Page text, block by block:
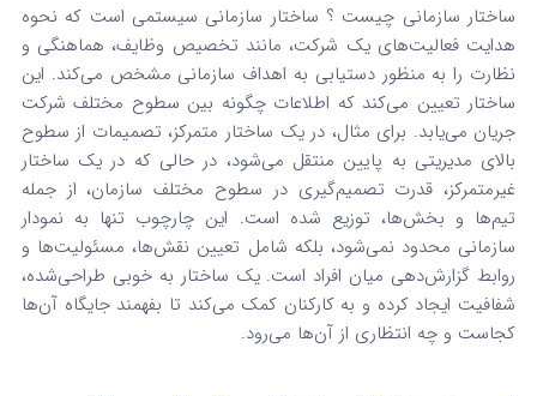
ساختار سازمانی چیست ؟ ساختار سازمانی سیستمی است که نحوه
هدایت فعالیت‌های یک شرکت، مانند تخصیص وظایف، هماهنگی و
نظارت را به منظور دستیابی به اهداف سازمانی مشخص می‌کند. این
ساختار تعیین می‌کند که اطلاعات چگونه بین سطوح مختلف شرکت
جریان می‌یابد. برای مثال، در یک ساختار متمرکز، تصمیمات از سطوح
بالای مدیریتی به پایین منتقل می‌شود، در حالی که در یک ساختار
غیرمتمرکز، قدرت تصمیم‌گیری در سطوح مختلف سازمان، از جمله
تیم‌ها و بخش‌ها، توزیع شده است. این چارچوب تنها به نمودار
سازمانی محدود نمی‌شود، بلکه شامل تعیین نقش‌ها، مسئولیت‌ها و
روابط گزارش‌دهی میان افراد است. یک ساختار به خوبی طراحی‌شده،
شفافیت ایجاد کرده و به کارکنان کمک می‌کند تا بفهمند جایگاه آن‌ها
کجاست و چه انتظاری از آن‌ها می‌رود.